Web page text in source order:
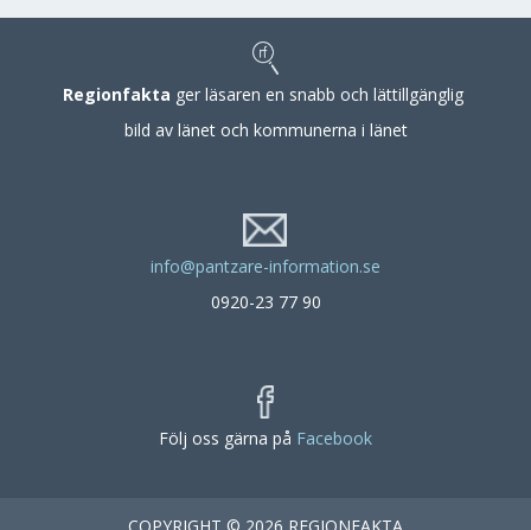
Regionfakta ger läsaren en snabb och lättillgänglig
bild av länet och kommunerna i länet
info@pantzare-information.se
0920-23 77 90
Följ oss gärna på Facebook